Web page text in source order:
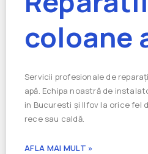
coloane
Servicii profesionale de
apă. Echipa noastră de
in Bucuresti și Ilfov la orice fel
rece sau caldă.
AFLA MAI MULT »